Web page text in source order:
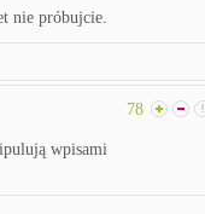
nie próbujcie.
78
wpisami